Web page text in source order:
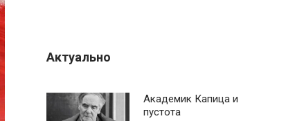
Актуально
Академик Капица и
пустота